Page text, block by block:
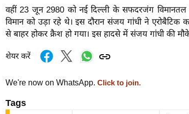
वहीं 23 जून 2980 को नई दिल्ली के सफदरजंग
विमान को उड़ा रहे थे। इस दौरान संजय गांधी ने एरोबैटिक
से बाहर होकर क्रैश हो गया। इस हादसे में संजय गांधी की
शेयर करें
We're now on WhatsApp. Click to join.
Tags